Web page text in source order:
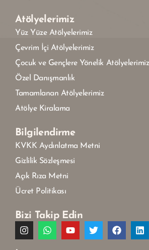
Atölyelerimiz
Yüz Yüze Atölyelerimiz
Çevrim İçi Atölyelerimiz
Çocuk ve Gençlere Yönelik Atölyelerimiz
Özel Danışmanlık
Tamamlanan Atölyelerimiz
Atölye Kiralama
Bilgilendirme
KVKK Aydınlatma Metni
Gizlilik Sözleşmesi
Açık Rıza Metni
Ücret Politikası
Bizi Takip Edin